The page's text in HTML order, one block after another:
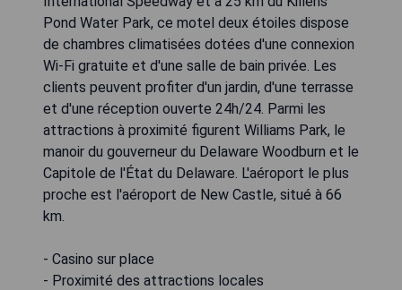
Pond Water Park, ce motel deux étoiles dispose
de chambres climatisées dotées d'une connexion
Wi-Fi gratuite et d'une salle de bain privée. Les
clients peuvent profiter d'un jardin, d'une terrasse
et d'une réception ouverte 24h/24. Parmi les
attractions à proximité figurent Williams Park, le
manoir du gouverneur du Delaware Woodburn et le
Capitole de l'État du Delaware. L'aéroport le plus
proche est l'aéroport de New Castle, situé à 66
km.
- Casino sur place
- Proximité des attractions locales